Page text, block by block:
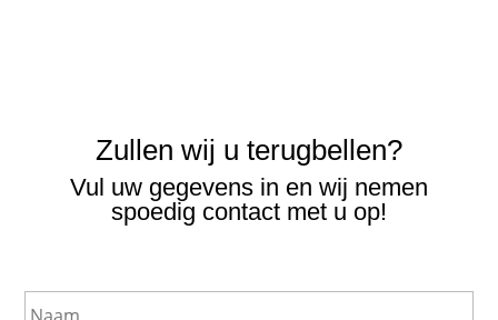
Zullen wij u terugbellen?
Vul uw gegevens in en wij nemen
spoedig contact met u op!
N
a